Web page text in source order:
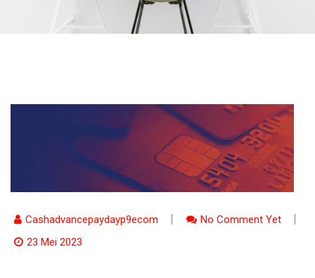
Cashadvancepaydayp9ecom
No Comment Yet
23 Mei 2023